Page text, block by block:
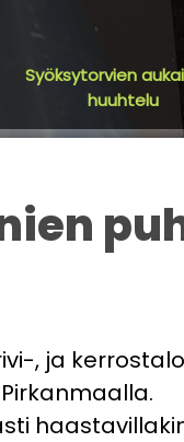
Syöksytorvien
huuhtelu
, ja